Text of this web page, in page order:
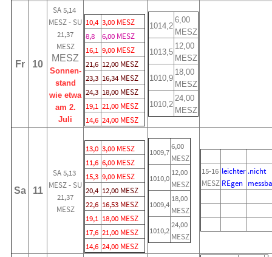
Fr 10
SA 5,14
MESZ - SU
21,37
MESZ
MESZ
Sonnen-
stand
wie etwa
am 2.
Juli
10,4 3,00 MESZ
8,8
6,00 MESZ
16,1 9,00 MESZ
21,6 12,00 MESZ
23,3 16,34 MESZ
24,3 18,00 MESZ
19,1 21,00 MESZ
14,6 24,00 MESZ
1014,2
6,00
MESZ
1013,5
12,00
MESZ
1010,9
18,00
MESZ
1010,2
24,00
MESZ
Sa 11
SA 5,13
MESZ - SU
21,37
MESZ
13,0 3,00 MESZ
11,6 6,00 MESZ
15,3 9,00 MESZ
20,4 12,00 MESZ
22,6 16,53 MESZ
19,1 18,00 MESZ
17,6 21,00 MESZ
14,6 24,00 MESZ
1009,7
6,00
MESZ
1010,0
12,00
MESZ
1009,4
18,00
MESZ
1010,2
24,00
MESZ
15-16
MESZ
leichter
REgen
.nicht